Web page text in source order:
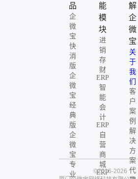
品
企
微
宝
快
消
版
企
微
宝
经
典
版
企
微
宝
专
业
能
模
块
进
销
存
财
ERP
智
能
会
计
ERP
自
营
商
城
ERP
解
企
微
宝
关
于
我
们
客
户
案
例
解
决
方
案
代
©2016-2026